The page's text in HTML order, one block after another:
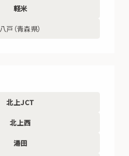
軽米
八戸（青森県）
北上JCT
北上西
湯田